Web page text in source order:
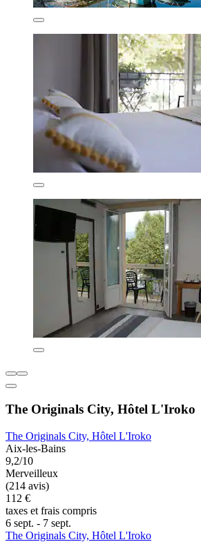
The Originals City, Hôtel L'Iroko
The Originals City, Hôtel L'Iroko
Aix-les-Bains
9,2/10
Merveilleux
(214 avis)
112 €
taxes et frais compris
6 sept. - 7 sept.
The Originals City, Hôtel L'Iroko